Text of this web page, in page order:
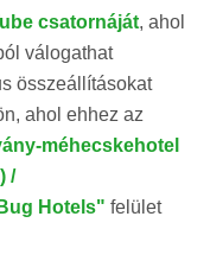
csatornáját, ahol
válogathat
összeállításokat
ahol ehhez az
méhecskehotel
/
Hotels" felület